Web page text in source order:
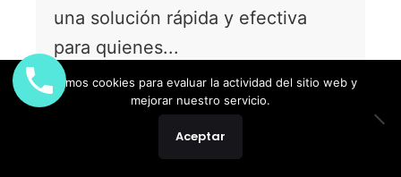
una solución rápida y efectiva
para quienes...
Usamos cookies para evaluar la actividad del sitio web y
mejorar nuestro servicio.
Aceptar